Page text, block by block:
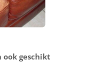
ook geschikt